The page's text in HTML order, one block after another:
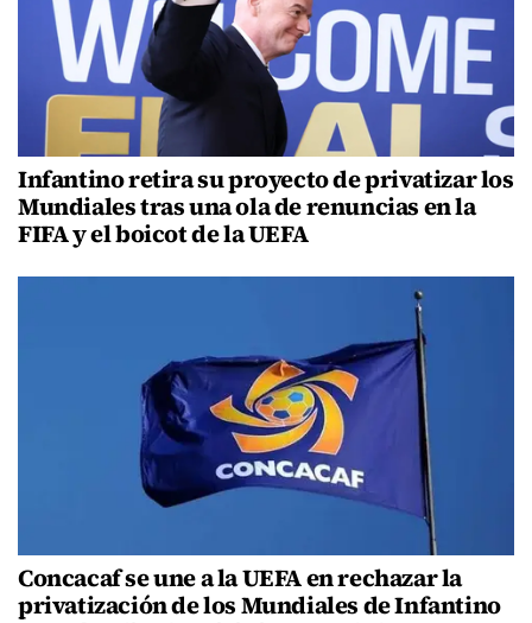
Infantino retira su proyecto de privatizar los
Mundiales tras una ola de renuncias en la
FIFA y el boicot de la UEFA
Concacaf se une a la UEFA en rechazar la
privatización de los Mundiales de Infantino